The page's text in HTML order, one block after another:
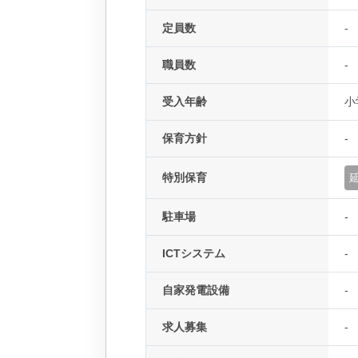
定員数 -
職員数 -
受入年齢 小
保育方針 -
特別保育
駐車場 -
ICTシステム -
自家発電設備 -
求人募集 -